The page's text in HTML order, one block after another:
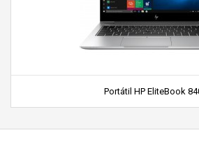
Portátil HP EliteBook